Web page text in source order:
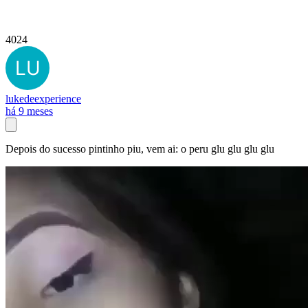
4024
lukedeexperience
há 9 meses
Depois do sucesso pintinho piu, vem ai: o peru glu glu glu glu